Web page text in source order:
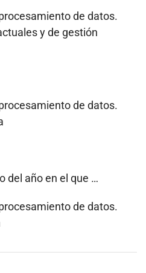
de datos.
y de gestión
de datos.
del año en el que …
de datos.